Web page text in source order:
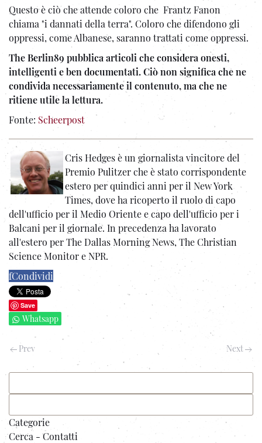
Questo è ciò che attende coloro che Frantz Fanon
chiama "i dannati della terra". Coloro che difendono gli
oppressi, come Albanese, saranno trattati come oppressi.
The Berlin89 pubblica articoli che considera onesti,
intelligenti e ben documentati. Ciò non significa che ne
condivida necessariamente il contenuto, ma che ne
ritiene utile la lettura.
Fonte: Scheerpost
Cris Hedges è un giornalista vincitore del
Premio Pulitzer che è stato corrispondente
estero per quindici anni per il New York
Times, dove ha ricoperto il ruolo di capo
dell'ufficio per il Medio Oriente e capo dell'ufficio per i
Balcani per il giornale. In precedenza ha lavorato
all'estero per The Dallas Morning News, The Christian
Science Monitor e NPR.
fCondividi
Save
Whatsapp
Prev Next
Categorie
Cerca - Contatti